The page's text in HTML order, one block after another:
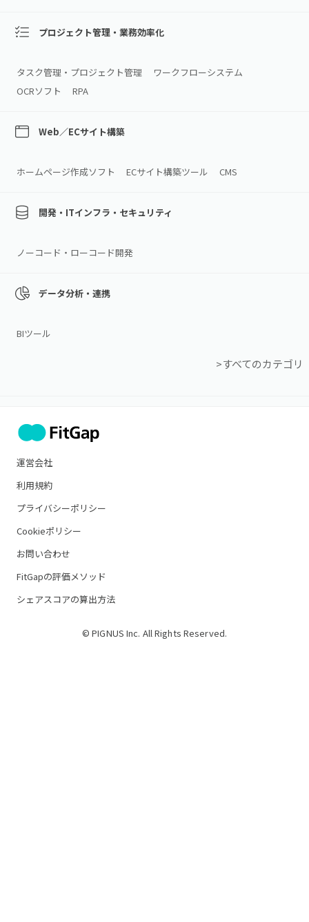
プロジェクト管理・業務効率化
タスク管理・プロジェクト管理
ワークフローシステム
OCRソフト
RPA
Web／ECサイト構築
ホームページ作成ソフト ECサイト構築ツール CMS
開発・ITインフラ・セキュリティ
ノーコード・ローコード開発
データ分析・連携
BIツール
>すべてのカテゴリ
運営会社
利用規約
プライバシーポリシー
Cookieポリシー
お問い合わせ
FitGapの評価メソッド
シェアスコアの算出方法
© PIGNUS Inc. All Rights Reserved.